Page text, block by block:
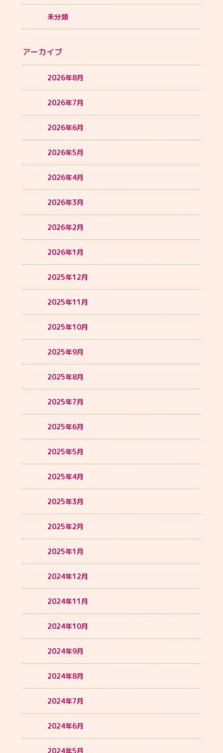
未分類
アーカイブ
2026年8月
2026年7月
2026年6月
2026年5月
2026年4月
2026年3月
2026年2月
2026年1月
2025年12月
2025年11月
2025年10月
2025年9月
2025年8月
2025年7月
2025年6月
2025年5月
2025年4月
2025年3月
2025年2月
2025年1月
2024年12月
2024年11月
2024年10月
2024年9月
2024年8月
2024年7月
2024年6月
2024年5月